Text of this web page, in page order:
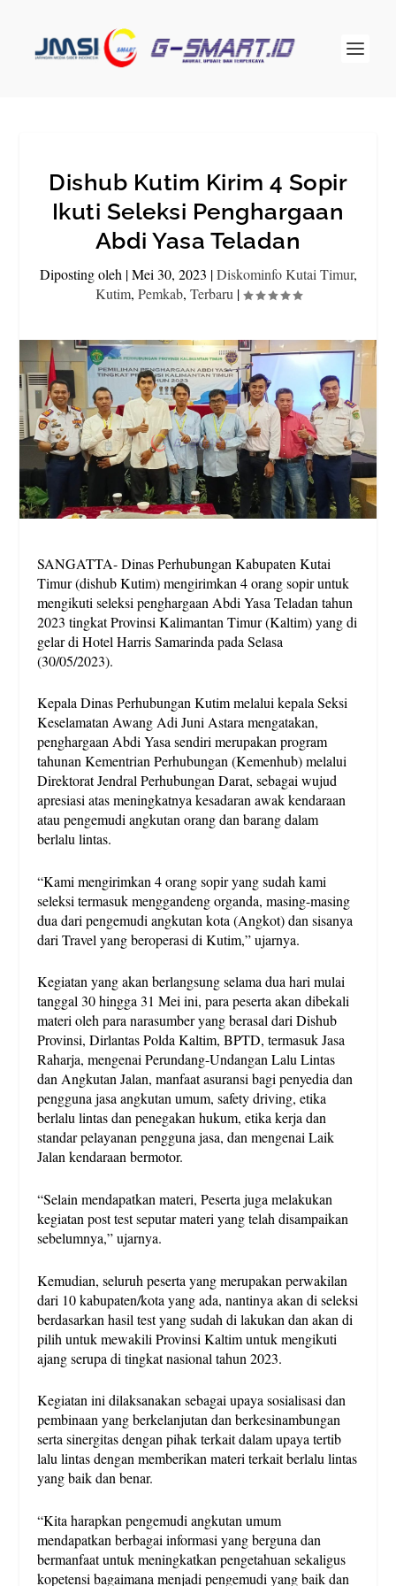
Dishub Kutim Kirim 4 Sopir
Ikuti Seleksi Penghargaan
Abdi Yasa Teladan
Diposting oleh |Mei 30, 2023 |Diskominfo Kutai Timur,
Kutim, Pemkab, Terbaru |
SANGATTA- Dinas Perhubungan Kabupaten Kutai
Timur (dishub Kutim) mengirimkan 4 orang sopir untuk
mengikuti seleksi penghargaan Abdi Yasa Teladan tahun
2023 tingkat Provinsi Kalimantan Timur (Kaltim) yang di
gelar di Hotel Harris Samarinda pada Selasa
(30/05/2023).
Kepala Dinas Perhubungan Kutim melalui kepala Seksi
Keselamatan Awang Adi Juni Astara mengatakan,
penghargaan Abdi Yasa sendiri merupakan program
tahunan Kementrian Perhubungan (Kemenhub) melalui
Direktorat Jendral Perhubungan Darat, sebagai wujud
apresiasi atas meningkatnya kesadaran awak kendaraan
atau pengemudi angkutan orang dan barang dalam
berlalu lintas.
“Kami mengirimkan 4 orang sopir yang sudah kami
seleksi termasuk menggandeng organda, masing-masing
dua dari pengemudi angkutan kota (Angkot) dan sisanya
dari Travel yang beroperasi di Kutim,” ujarnya.
Kegiatan yang akan berlangsung selama dua hari mulai
tanggal 30 hingga 31 Mei ini, para peserta akan dibekali
materi oleh para narasumber yang berasal dari Dishub
Provinsi, Dirlantas Polda Kaltim, BPTD, termasuk Jasa
Raharja, mengenai Perundang-Undangan Lalu Lintas
dan Angkutan Jalan, manfaat asuransi bagi penyedia dan
pengguna jasa angkutan umum, safety driving, etika
berlalu lintas dan penegakan hukum, etika kerja dan
standar pelayanan pengguna jasa, dan mengenai Laik
Jalan kendaraan bermotor.
“Selain mendapatkan materi, Peserta juga melakukan
kegiatan post test seputar materi yang telah disampaikan
sebelumnya,” ujarnya.
Kemudian, seluruh peserta yang merupakan perwakilan
dari 10 kabupaten/kota yang ada, nantinya akan di seleksi
berdasarkan hasil test yang sudah di lakukan dan akan di
pilih untuk mewakili Provinsi Kaltim untuk mengikuti
ajang serupa di tingkat nasional tahun 2023.
Kegiatan ini dilaksanakan sebagai upaya sosialisasi dan
pembinaan yang berkelanjutan dan berkesinambungan
serta sinergitas dengan pihak terkait dalam upaya tertib
lalu lintas dengan memberikan materi terkait berlalu lintas
yang baik dan benar.
“Kita harapkan pengemudi angkutan umum
mendapatkan berbagai informasi yang berguna dan
bermanfaat untuk meningkatkan pengetahuan sekaligus
kopetensi bagaimana menjadi pengemudi yang baik dan